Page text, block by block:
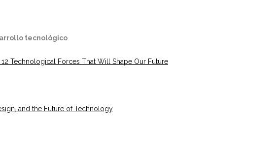
tecnológico
Technological Forces That Will Shape Our Future
and the Future of Technology